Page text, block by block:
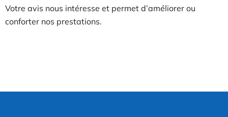
Votre avis nous intéresse et permet d’améliorer ou
conforter nos prestations.